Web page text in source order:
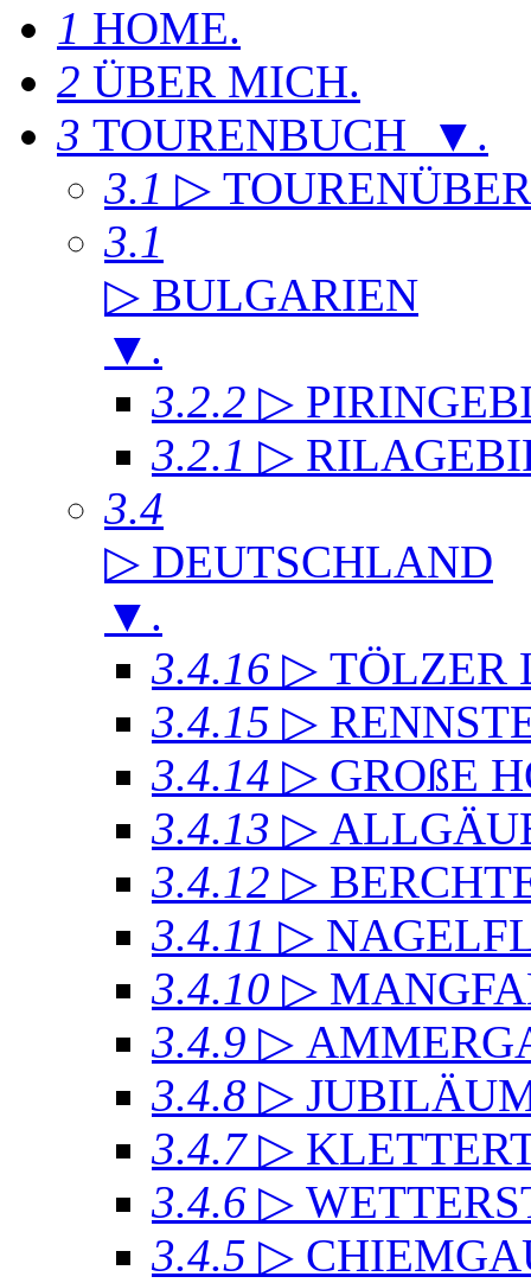
1 HOME.
2 ÜBER MICH.
3 TOURENBUCH ▼ .
3.1 ▷
3.1
▷ BULGARIEN
▼ .
3.2.2 ▷
3.2.1 ▷
3.4
▷ DEUTSCHLAND
▼ .
3.4.16 ▷ TÖLZER
3.4.15 ▷
3.4.14 ▷ GROßE
3.4.13 ▷
3.4.12 ▷
3.4.11 ▷
3.4.10 ▷
3.4.9 ▷
3.4.8 ▷
3.4.7 ▷
3.4.6 ▷
3.4.5 ▷